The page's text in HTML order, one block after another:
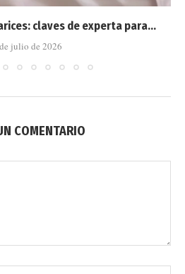
claves de experta para...
julio de 2026
COMENTARIO